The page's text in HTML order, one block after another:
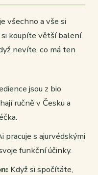
všechno a vše si
koupíte větší balení.
nevíte, co má ten
jsou z bio
ručně v Česku a
pracuje s ajurvédskými
funkční účinky.
Když si spočítáte,